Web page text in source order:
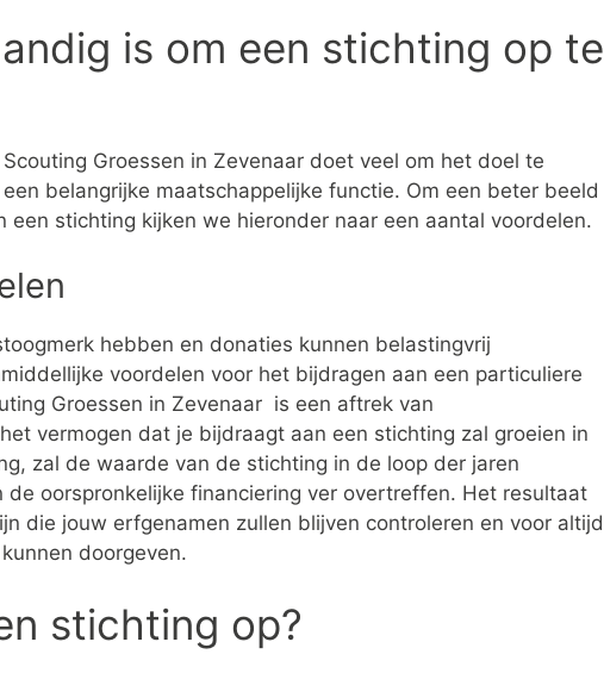
is om een stichting op te
Groessen in Zevenaar doet veel om het doel te
belangrijke maatschappelijke functie. Om een beter beeld
een stichting kijken we hieronder naar een aantal voordelen.
hebben en donaties kunnen belastingvrij
voordelen voor het bijdragen aan een particuliere
Groessen in Zevenaar is een aftrek van
vermogen dat je bijdraagt aan een stichting zal groeien in
zal de waarde van de stichting in de loop der jaren
de oorspronkelijke financiering ver overtreffen. Het resultaat
die jouw erfgenamen zullen blijven controleren en voor altijd
doorgeven.
stichting op?